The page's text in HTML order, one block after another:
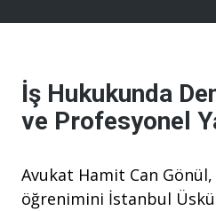
İş Hukukunda
ve Profesyonel
Avukat Hamit Can
öğrenimini İstanbul